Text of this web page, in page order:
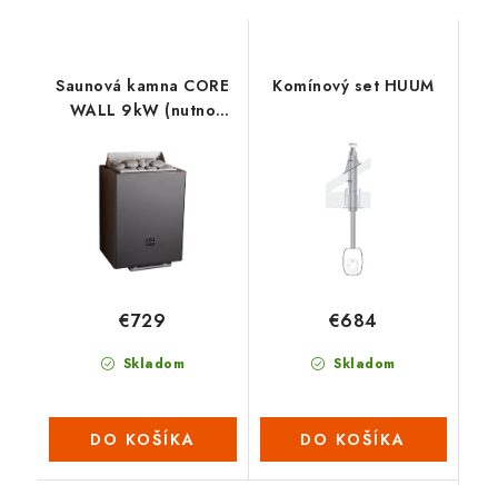
Saunová kamna CORE
WALL 9kW (nutno
panel s WIFI) – ČERNÉ
Skladom
€729
DO KOŠÍKA
Komínový set HUUM
Skladom
€684
DO KOŠÍKA